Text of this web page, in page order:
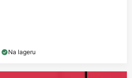
Na lageru